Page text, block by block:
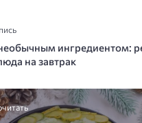
ингредиентом:
на завтрак